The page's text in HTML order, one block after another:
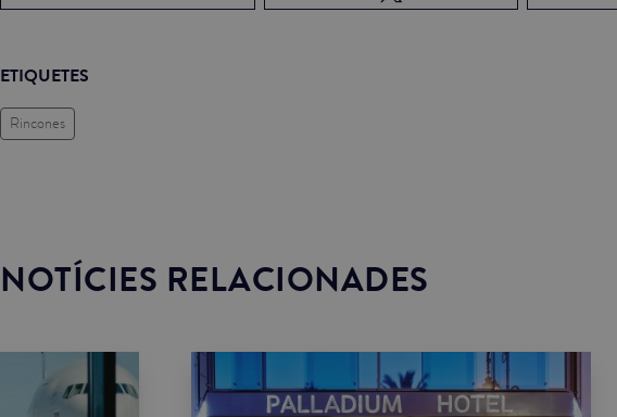
ETIQUETES
Rincones
NOTÍCIES RELACIONADES